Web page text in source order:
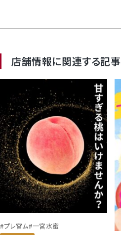
店舗情報に関連する記事
#プレ宮ム#一宮水蜜